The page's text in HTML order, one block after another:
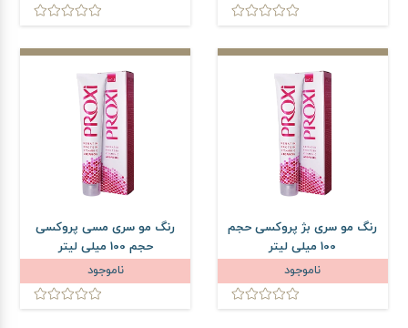
رنگ مو سری بژ پروکسی حجم
100 میلی لیتر
ناموجود
رنگ مو سری مسی پروکسی
حجم 100 میلی لیتر
ناموجود